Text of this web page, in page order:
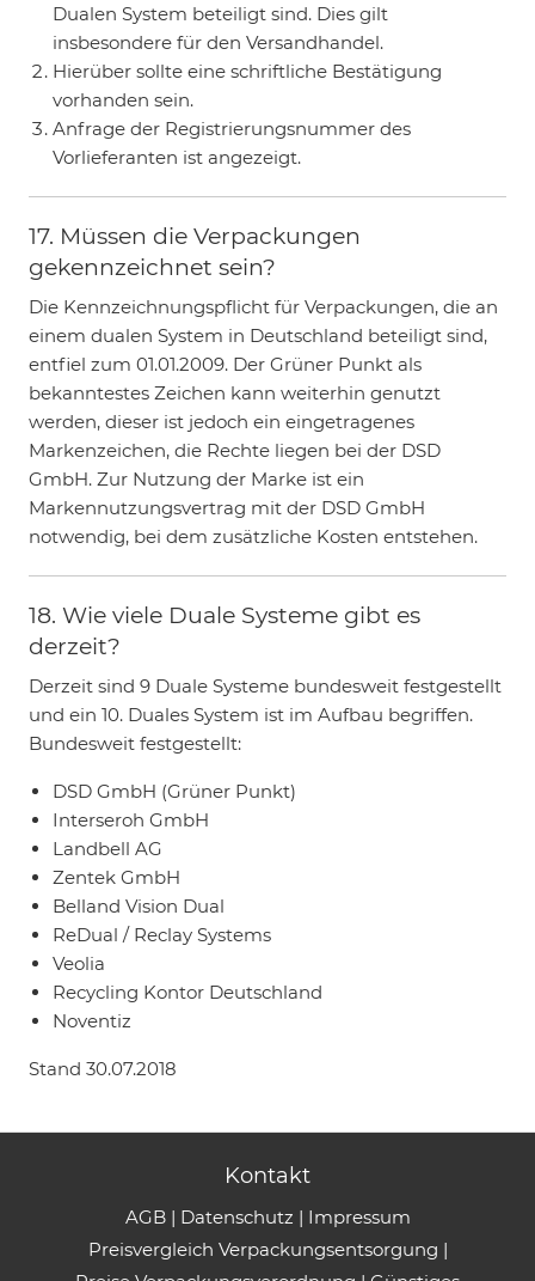
Dualen System beteiligt sind. Dies gilt
insbesondere für den Versandhandel.
Hierüber sollte eine schriftliche Bestätigung
vorhanden sein.
Anfrage der Registrierungsnummer des
Vorlieferanten ist angezeigt.
17. Müssen die Verpackungen
gekennzeichnet sein?
Die Kennzeichnungspflicht für Verpackungen, die an
einem dualen System in Deutschland beteiligt sind,
entfiel zum 01.01.2009. Der Grüner Punkt als
bekanntestes Zeichen kann weiterhin genutzt
werden, dieser ist jedoch ein eingetragenes
Markenzeichen, die Rechte liegen bei der DSD
GmbH. Zur Nutzung der Marke ist ein
Markennutzungsvertrag mit der DSD GmbH
notwendig, bei dem zusätzliche Kosten entstehen.
18. Wie viele Duale Systeme gibt es
derzeit?
Derzeit sind 9 Duale Systeme bundesweit festgestellt
und ein 10. Duales System ist im Aufbau begriffen.
Bundesweit festgestellt:
DSD GmbH (Grüner Punkt)
Interseroh GmbH
Landbell AG
Zentek GmbH
Belland Vision Dual
ReDual / Reclay Systems
Veolia
Recycling Kontor Deutschland
Noventiz
Stand 30.07.2018
Kontakt
AGB | Datenschutz | Impressum
Preisvergleich Verpackungsentsorgung |